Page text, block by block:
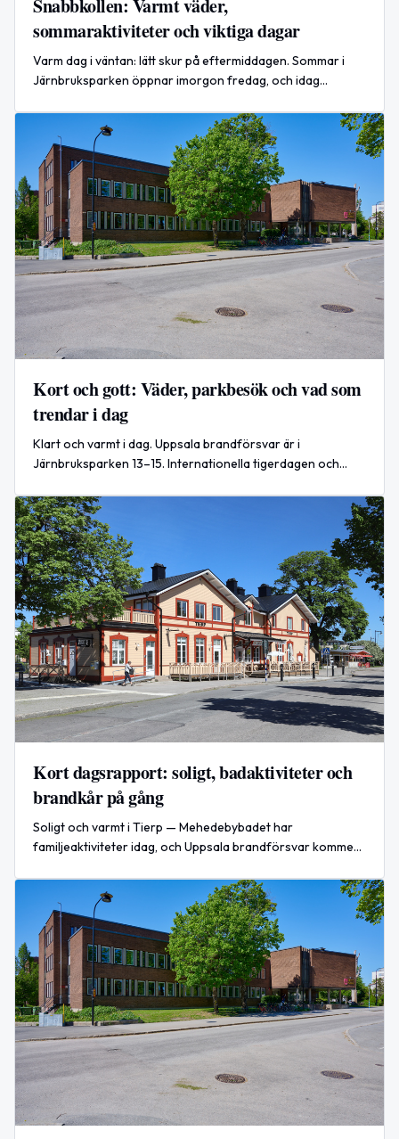
Snabbkollen: Varmt väder,
sommaraktiviteter och viktiga dagar
Varm dag i väntan: lätt skur på eftermiddagen. Sommar i
Järnbruksparken öppnar imorgon fredag, och idag
Kort och gott: Väder, parkbesök och vad som
trendar i dag
Klart och varmt i dag. Uppsala brandförsvar är i
Järnbruksparken 13–15. Internationella tigerdagen och
Kort dagsrapport: soligt, badaktiviteter och
brandkår på gång
Soligt och varmt i Tierp — Mehedebybadet har
familjeaktiviteter idag, och Uppsala brandförsvar kommer